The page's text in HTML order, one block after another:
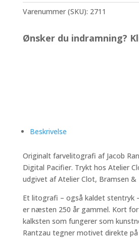
Pacifier
Varenummer (SKU): 2711
Ønsker du indramning?
Beskrivelse
Originalt farvelitografi af Jacob
Digital Pacifier. Trykt hos Atelier
udgivet af Atelier Clot, Bramsen &
Et litografi – også kaldet stentryk
er næsten 250 år gammel. Kort
kalksten som fungerer som
Rantzau tegner motivet direkte